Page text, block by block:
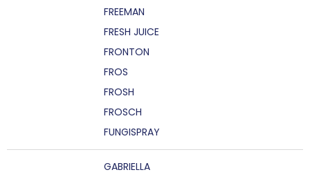
FREEMAN
FRESH JUICE
FRONTON
FROS
FROSH
FROSCH
FUNGISPRAY
GABRIELLA